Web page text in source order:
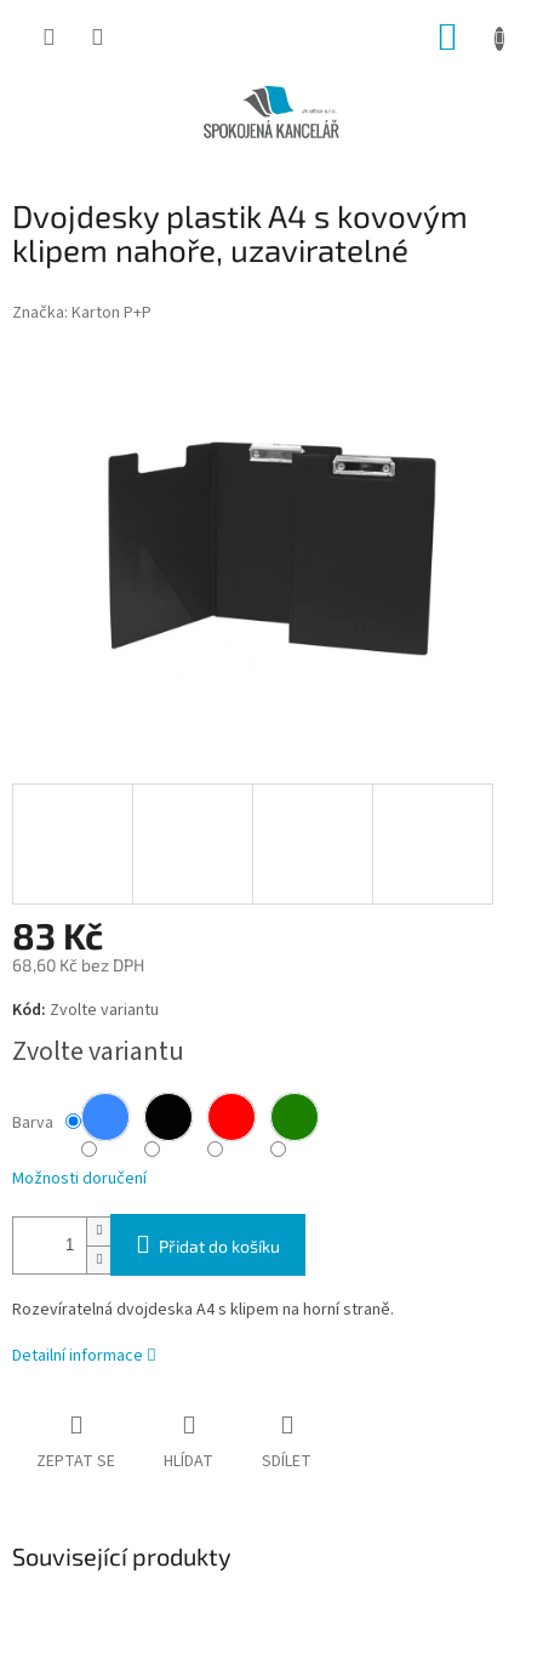
Dvojdesky plastik A4 s kovovým
klipem nahoře, uzaviratelné
Značka: Karton P+P
83 Kč
68,60 Kč bez DPH
Měrná
cena:
Kód: Zvolte variantu
Zvolte variantu
Barva
Možnosti doručení
Přidat do košíku
Rozevíratelná dvojdeska A4 s klipem na horní straně.
Detailní informace
ZEPTAT SE HLÍDAT SDÍLET
Související produkty